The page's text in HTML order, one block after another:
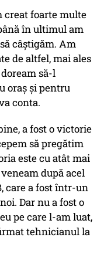
creat foarte multe
în ultimul am
câştigăm. Am
de altfel, mai ales
să-l
oraş şi pentru
conta.
a fost o victorie
să pregătim
este cu atât mai
după acel
care a fost într-un
Dar nu a fost o
pe care l-am luat,
tehnicianul la